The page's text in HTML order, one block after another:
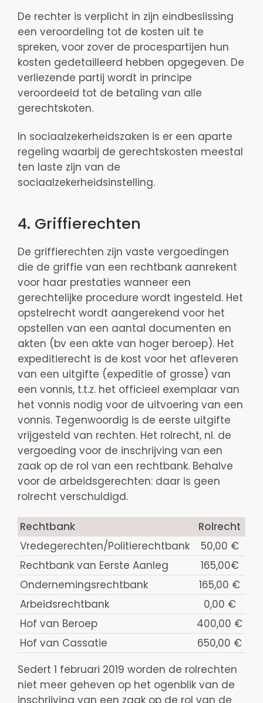
De rechter is verplicht in zijn eindbeslissing
een veroordeling tot de kosten uit te
spreken, voor zover de procespartijen hun
kosten gedetailleerd hebben opgegeven. De
verliezende partij wordt in principe
veroordeeld tot de betaling van alle
gerechtskoten.
In sociaalzekerheidszaken is er een aparte
regeling waarbij de gerechtskosten meestal
ten laste zijn van de
sociaalzekerheidsinstelling.
4. Griffierechten
De griffierechten zijn vaste vergoedingen
die de griffie van een rechtbank aanrekent
voor haar prestaties wanneer een
gerechtelijke procedure wordt ingesteld. Het
opstelrecht wordt aangerekend voor het
opstellen van een aantal documenten en
akten (bv een akte van hoger beroep). Het
expeditierecht is de kost voor het afleveren
van een uitgifte (expeditie of grosse) van
een vonnis, t.t.z. het officieel exemplaar van
het vonnis nodig voor de uitvoering van een
vonnis. Tegenwoordig is de eerste uitgifte
vrijgesteld van rechten. Het rolrecht, nl. de
vergoeding voor de inschrijving van een
zaak op de rol van een rechtbank. Behalve
voor de arbeidsgerechten: daar is geen
rolrecht verschuldigd.
Rechtbank
Rolrecht
Vredegerechten/Politierechtbank
50,00 €
Rechtbank van Eerste Aanleg
165,00€
Ondernemingsrechtbank
165,00 €
Arbeidsrechtbank
0,00 €
Hof van Beroep
400,00 €
Hof van Cassatie
650,00 €
Sedert 1 februari 2019 worden de rolrechten
niet meer geheven op het ogenblik van de